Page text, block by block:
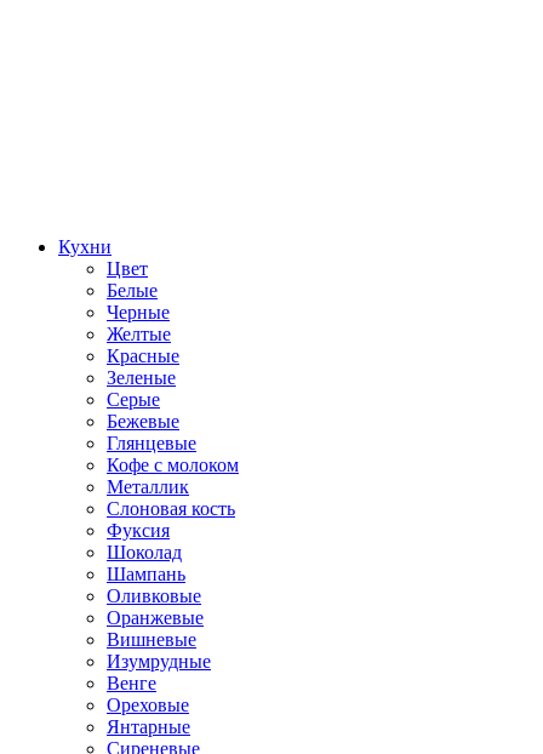
Кухни
Цвет
Белые
Черные
Желтые
Красные
Зеленые
Серые
Бежевые
Глянцевые
Кофе с молоком
Металлик
Слоновая кость
Фуксия
Шоколад
Шампань
Оливковые
Оранжевые
Вишневые
Изумрудные
Венге
Ореховые
Янтарные
Сиреневые